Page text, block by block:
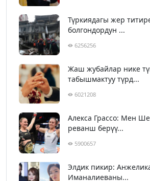
Түркиядагы жер
болгондордун ...
6256256
Жаш жубайлар нике
табышмактуу түрд...
6021208
Алекса Грассо: Мен
реванш берүү...
5900657
Элдик пикир:
Иманалиеваны...